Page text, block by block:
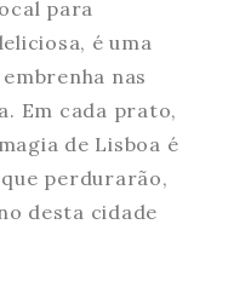
para
é uma
nas
Em cada prato,
de Lisboa é
perdurarão,
desta cidade